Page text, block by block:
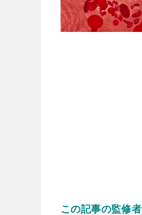
この記事の監修者